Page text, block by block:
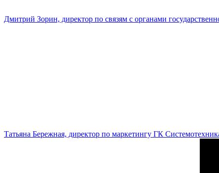
Дмитрий Зорин, директор по связям с органами
Татьяна Бережная, директор по маркетингу ГК